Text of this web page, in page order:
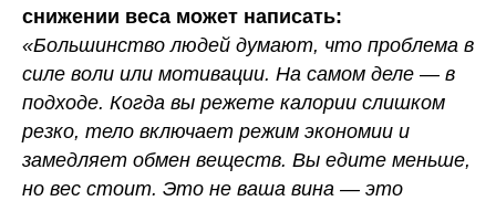
снижении веса может написать:
«Большинство людей думают, что проблема в
силе воли или мотивации. На самом деле — в
подходе. Когда вы режете калории слишком
резко, тело включает режим экономии и
замедляет обмен веществ. Вы едите меньше,
но вес стоит. Это не ваша вина — это